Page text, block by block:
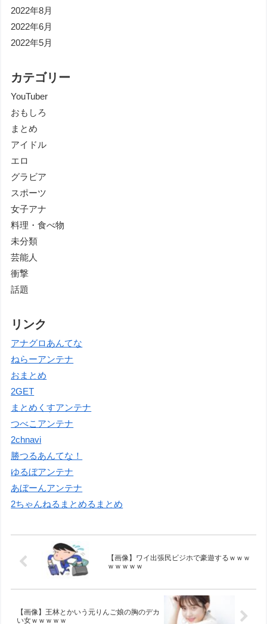
2022年8月
2022年6月
2022年5月
カテゴリー
YouTuber
おもしろ
まとめ
アイドル
エロ
グラビア
スポーツ
女子アナ
料理・食べ物
未分類
芸能人
衝撃
話題
リンク
アナグロあんてな
ねらーアンテナ
おまとめ
2GET
まとめくすアンテナ
つべこアンテナ
2chnavi
勝つるあんてな！
ゆるぼアンテナ
あぼーんアンテナ
2ちゃんねるまとめるまとめ
【画像】ワイ出張民ビジホで豪遊するｗｗｗ
ｗｗｗｗｗ
【画像】王林とかいう元りんご娘の胸のデカ
い女ｗｗｗｗｗ